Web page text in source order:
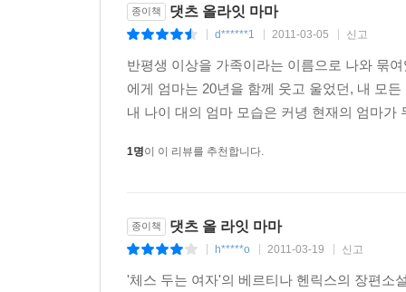
종이책 댓츠 올라잇 마마
d******1 2011-03-05 신고
반평생 이상을 가족이라는 이름으로 나와 묶
에게 엄마는 20년을 함께 웃고 울었던, 내 모
내 나이 대의 엄마 모습은 커녕 현재의 엄마
1명이 이 리뷰를 추천합니다.
종이책 댓츠 올 라잇 마마
h*****o 2011-03-19 신고
'체스 두는 여자'의 베르티나 헨릭스의 장편소